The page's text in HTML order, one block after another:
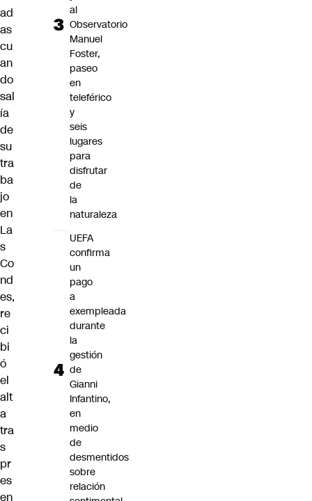
ad
as
cu
an
do
sal
ía
de
su
tra
ba
jo
en
La
s
Co
nd
es,
re
ci
bi
ó
el
alt
a
tra
s
pr
es
en
al
Observatorio
Manuel
Foster,
paseo
en
teleférico
y
seis
lugares
para
disfrutar
de
la
naturaleza
UEFA
confirma
un
pago
a
exempleada
durante
la
gestión
de
Gianni
Infantino,
en
medio
de
desmentidos
sobre
relación